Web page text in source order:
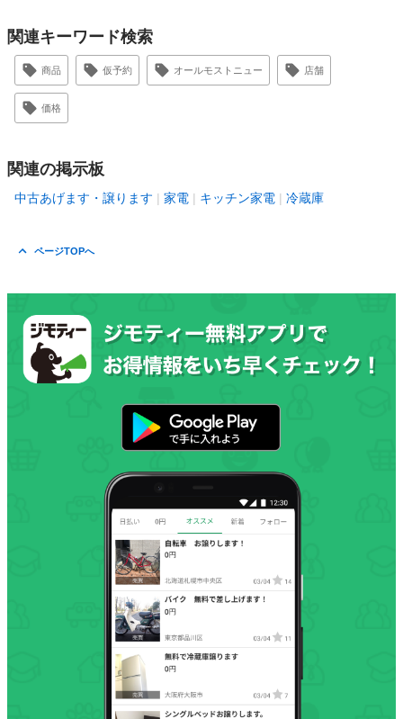
関連キーワード検索
商品 仮予約 オールモストニュー 店舗
価格
関連の掲示板
中古あげます・譲ります 家電 キッチン家電 冷蔵庫
ページTOPへ